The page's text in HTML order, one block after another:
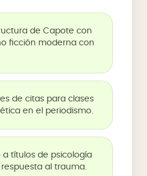
de Capote con
ficción moderna con
de citas para clases
en el periodismo.
a títulos de psicología
al trauma.